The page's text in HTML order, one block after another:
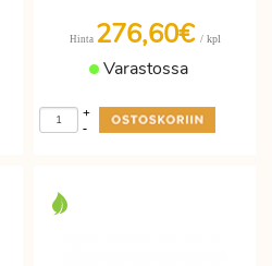
Hinta 276,60€ / kpl
Varastossa
-
+